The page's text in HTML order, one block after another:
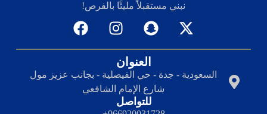
نبني مستقبلاً مليئًا بالفرص!
العنوان
السعودية - جدة - حي الفيصلية - بجانب عزيز مول
شارع الإمام الشافعي
للتواصل